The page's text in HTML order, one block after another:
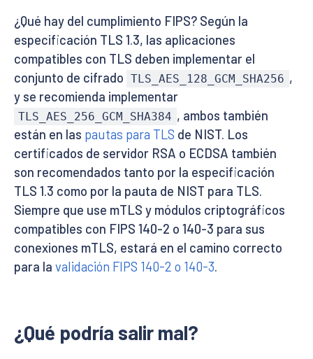
¿Qué hay del cumplimiento FIPS? Según la
especificación TLS 1.3, las aplicaciones
compatibles con TLS deben implementar el
conjunto de cifrado TLS_AES_128_GCM_SHA256 ,
y se recomienda implementar
TLS_AES_256_GCM_SHA384 , ambos también
están en las pautas para TLS de NIST. Los
certificados de servidor RSA o ECDSA también
son recomendados tanto por la especificación
TLS 1.3 como por la pauta de NIST para TLS.
Siempre que use mTLS y módulos criptográficos
compatibles con FIPS 140-2 o 140-3 para sus
conexiones mTLS, estará en el camino correcto
para la validación FIPS 140-2 o 140-3.
¿Qué podría salir mal?